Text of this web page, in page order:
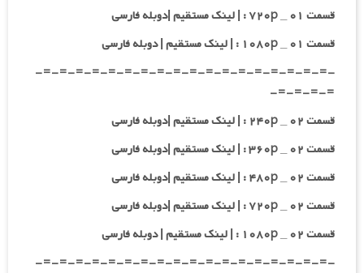
قسمت ۰۱ _ ۷۲۰p : | لینک مستقیم |دوبله فارسی
قسمت ۰۱ _ ۱۰۸۰p : | لینک مستقیم | دوبله فارسی
-=-=-=-=-=-=-=-=-=-=-=-=-=-=-=-=-=-=-
=-=-=-=-
قسمت ۰۲ _ ۲۴۰p : | لینک مستقیم |دوبله فارسی
قسمت ۰۲ _ ۳۶۰p : | لینک مستقیم |دوبله فارسی
قسمت ۰۲ _ ۴۸۰p : | لینک مستقیم |دوبله فارسی
قسمت ۰۲ _ ۷۲۰p : | لینک مستقیم |دوبله فارسی
قسمت ۰۲ _ ۱۰۸۰p : | لینک مستقیم | دوبله فارسی
-=-=-=-=-=-=-=-=-=-=-=-=-=-=-=-=-=-=-